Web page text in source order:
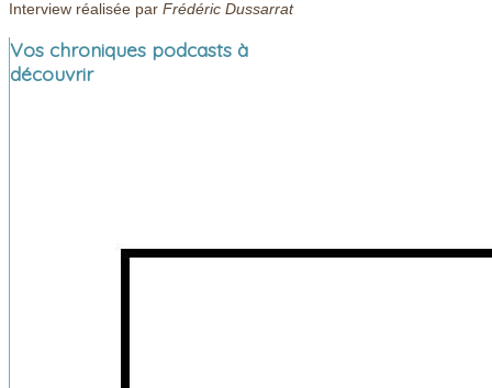
Interview réalisée par Frédéric Dussarrat
Vos chroniques podcasts à
découvrir